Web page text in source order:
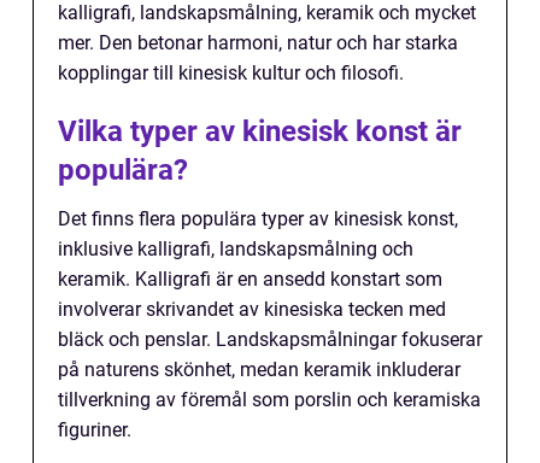
kalligrafi, landskapsmålning, keramik och mycket
mer. Den betonar harmoni, natur och har starka
kopplingar till kinesisk kultur och filosofi.
Vilka typer av kinesisk konst är
populära?
Det finns flera populära typer av kinesisk konst,
inklusive kalligrafi, landskapsmålning och
keramik. Kalligrafi är en ansedd konstart som
involverar skrivandet av kinesiska tecken med
bläck och penslar. Landskapsmålningar fokuserar
på naturens skönhet, medan keramik inkluderar
tillverkning av föremål som porslin och keramiska
figuriner.